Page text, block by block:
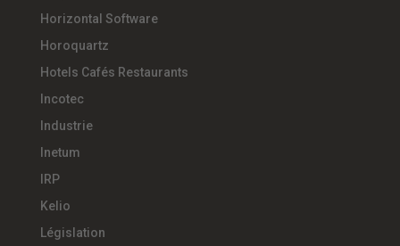
Horizontal Software
Horoquartz
Hotels Cafés Restaurants
Incotec
Industrie
Inetum
IRP
Kelio
Législation